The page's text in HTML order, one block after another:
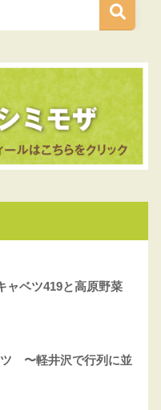
ャベツ419と高原野菜
〜軽井沢で行列に並